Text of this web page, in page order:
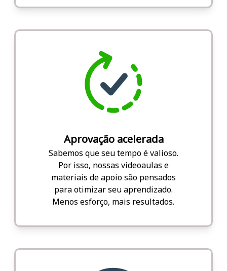
Aprovação acelerada
Sabemos que seu tempo é valioso.
Por isso, nossas videoaulas e
materiais de apoio são pensados
para otimizar seu aprendizado.
Menos esforço, mais resultados.